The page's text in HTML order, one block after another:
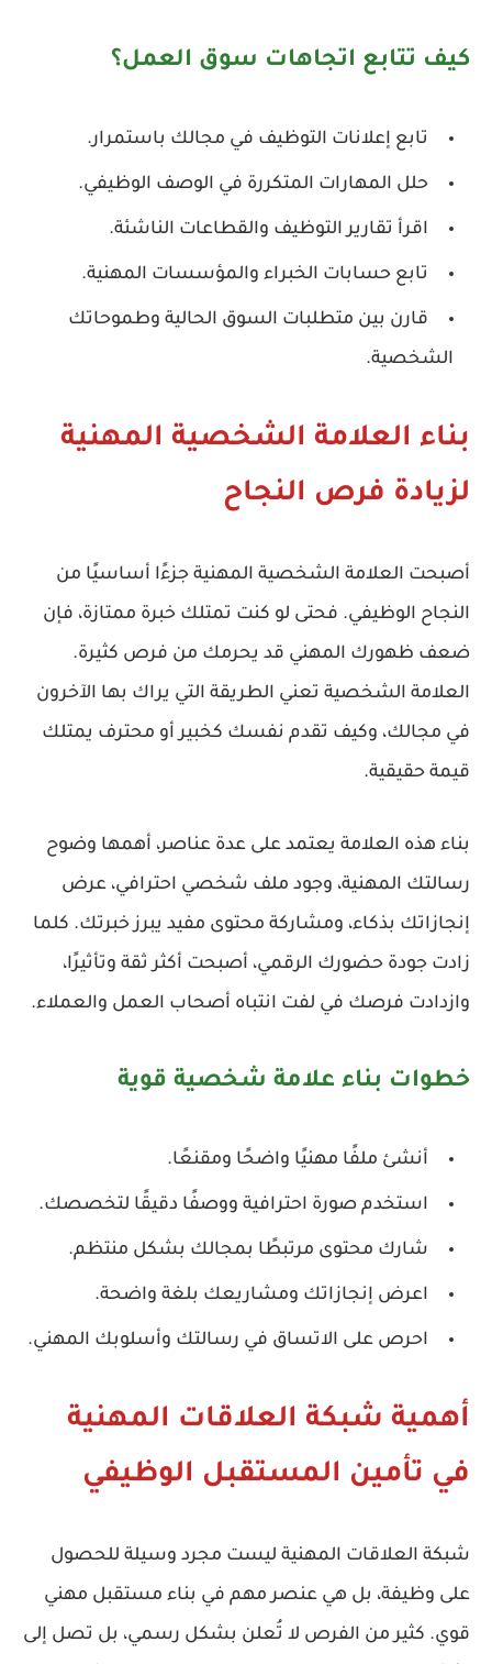
كيف تتابع اتجاهات سوق العمل؟
تابع إعلانات التوظيف في مجالك باستمرار.
حلل المهارات المتكررة في الوصف الوظيفي.
اقرأ تقارير التوظيف والقطاعات الناشئة.
تابع حسابات الخبراء والمؤسسات المهنية.
قارن بين متطلبات السوق الحالية وطموحاتك
الشخصية.
بناء العلامة الشخصية المهنية
لزيادة فرص النجاح
أصبحت العلامة الشخصية المهنية جزءًا أساسيًا من
النجاح الوظيفي. فحتى لو كنت تمتلك خبرة ممتازة، فإن
ضعف ظهورك المهني قد يحرمك من فرص كثيرة.
العلامة الشخصية تعني الطريقة التي يراك بها الآخرون
في مجالك، وكيف تقدم نفسك كخبير أو محترف يمتلك
قيمة حقيقية.
بناء هذه العلامة يعتمد على عدة عناصر، أهمها وضوح
رسالتك المهنية، وجود ملف شخصي احترافي، عرض
إنجازاتك بذكاء، ومشاركة محتوى مفيد يبرز خبرتك. كلما
زادت جودة حضورك الرقمي، أصبحت أكثر ثقة وتأثيرًا،
وازدادت فرصك في لفت انتباه أصحاب العمل والعملاء.
خطوات بناء علامة شخصية قوية
أنشئ ملفًا مهنيًا واضحًا ومقنعًا.
استخدم صورة احترافية ووصفًا دقيقًا لتخصصك.
شارك محتوى مرتبطًا بمجالك بشكل منتظم.
اعرض إنجازاتك ومشاريعك بلغة واضحة.
احرص على الاتساق في رسالتك وأسلوبك المهني.
أهمية شبكة العلاقات المهنية
في تأمين المستقبل الوظيفي
شبكة العلاقات المهنية ليست مجرد وسيلة للحصول
على وظيفة، بل هي عنصر مهم في بناء مستقبل مهني
قوي. كثير من الفرص لا تُعلن بشكل رسمي، بل تصل إلى